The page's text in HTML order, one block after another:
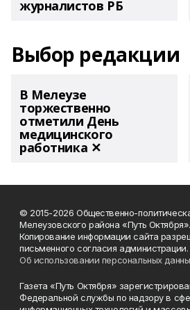
журналистов РБ
Выбор редакции
В Мелеузе
торжественно
отметили День
медицинского
работника ✕
© 2015-2026 Общественно-
Мелеузовского района «Путь Октября».
Копирование информации сайта
письменного согласия администрации.
Об использовании персональных
Газета «Путь Октября»
Федеральной службы по надзору в